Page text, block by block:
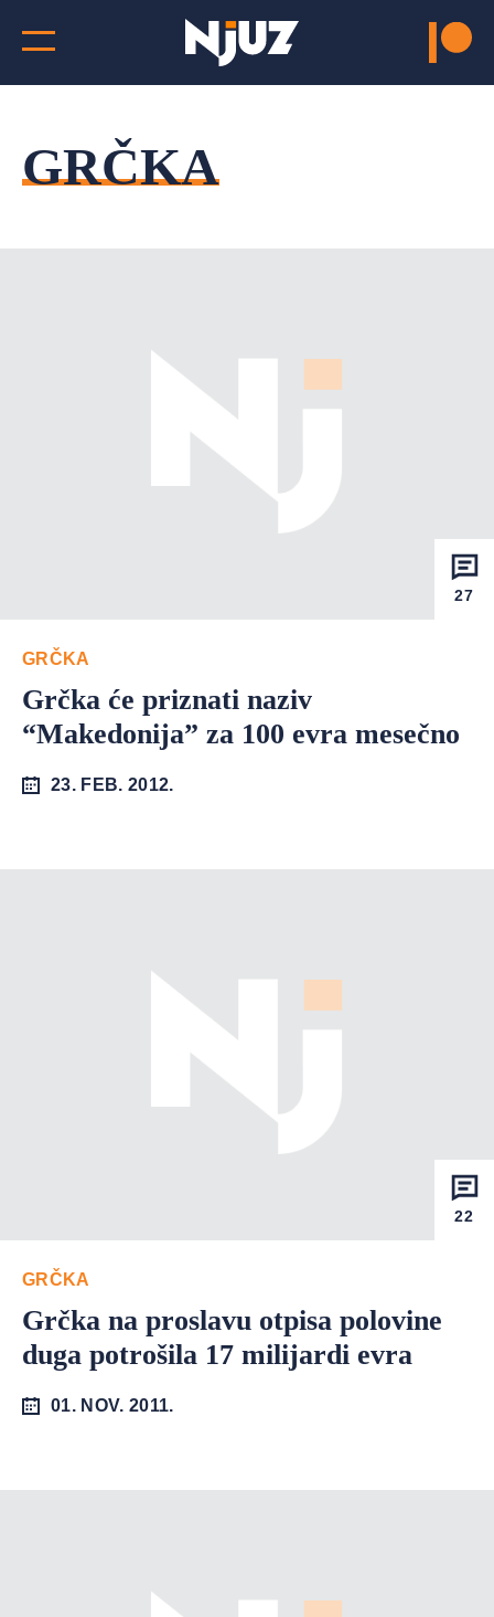
GRČKA
27
GRČKA
Grčka će priznati naziv
“Makedonija” za 100 evra mesečno
23. FEB. 2012.
22
GRČKA
Grčka na proslavu otpisa polovine
duga potrošila 17 milijardi evra
01. NOV. 2011.